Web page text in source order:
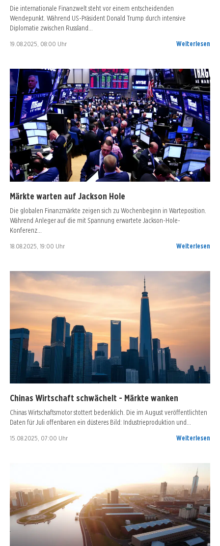
Die internationale Finanzwelt steht vor einem entscheidenden
Wendepunkt. Während US-Präsident Donald Trump durch intensive
Diplomatie zwischen Russland…
19.08.2025, 08:00 Uhr Weiterlesen
Märkte warten auf Jackson Hole
Die globalen Finanzmärkte zeigen sich zu Wochenbeginn in Warteposition.
Während Anleger auf die mit Spannung erwartete Jackson-Hole-
Konferenz…
18.08.2025, 19:00 Uhr Weiterlesen
Chinas Wirtschaft schwächelt - Märkte wanken
Chinas Wirtschaftsmotor stottert bedenklich. Die im August veröffentlichten
Daten für Juli offenbaren ein düsteres Bild: Industrieproduktion und…
15.08.2025, 07:00 Uhr Weiterlesen